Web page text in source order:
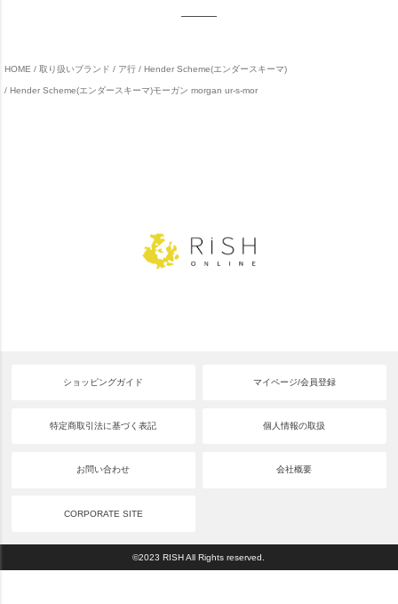
HOME 取り扱いブランド ア行 Hender Scheme(エンダースキーマ)
Hender Scheme(エンダースキーマ)モーガン morgan ur-s-mor
ショッピングガイド マイページ/会員登録
特定商取引法に基づく表記 個人情報の取扱
お問い合わせ 会社概要
CORPORATE SITE
©2023 RISH All Rights reserved.